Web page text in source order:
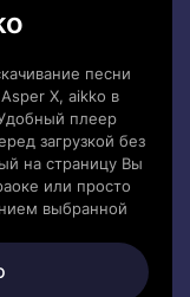
песни
X, aikko в
плеер
загрузкой без
на страницу Вы
или просто
выбранной